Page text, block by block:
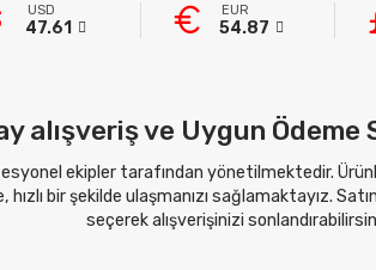
USD
47.61
EUR
54.87
alışveriş ve Uygun Ödeme
ekipler tarafından yönetilmektedir.
bir şekilde ulaşmanızı sağlamaktayız.
seçerek alışverişinizi